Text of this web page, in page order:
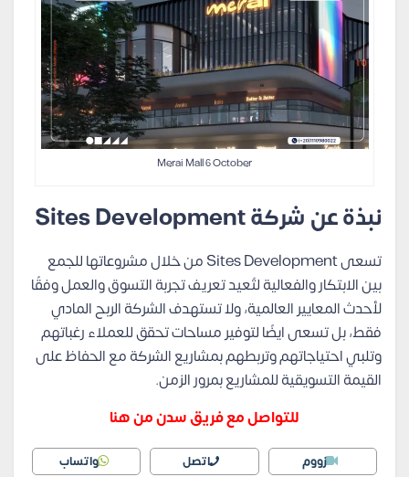
Merai Mall 6 October
نبذة عن شركةSites Development
تسعى Sites Development من خلال مشروعاتها للجمع
بين الابتكار والفعالية لتُعيد تعريف تجربة التسوق والعمل وفقًا
لأحدث المعايير العالمية، ولا تستهدف الشركة الربح المادي
فقط، بل تسعى ايضًا لتوفير مساحات تحقق للعملاء رغباتهم
وتلبي احتياجاتهم وتربطهم بمشاريع الشركة مع الحفاظ على
القيمة التسويقية للمشاريع بمرور الزمن.
للتواصل مع فريق سدن من هنا
زووم اتصل واتساب